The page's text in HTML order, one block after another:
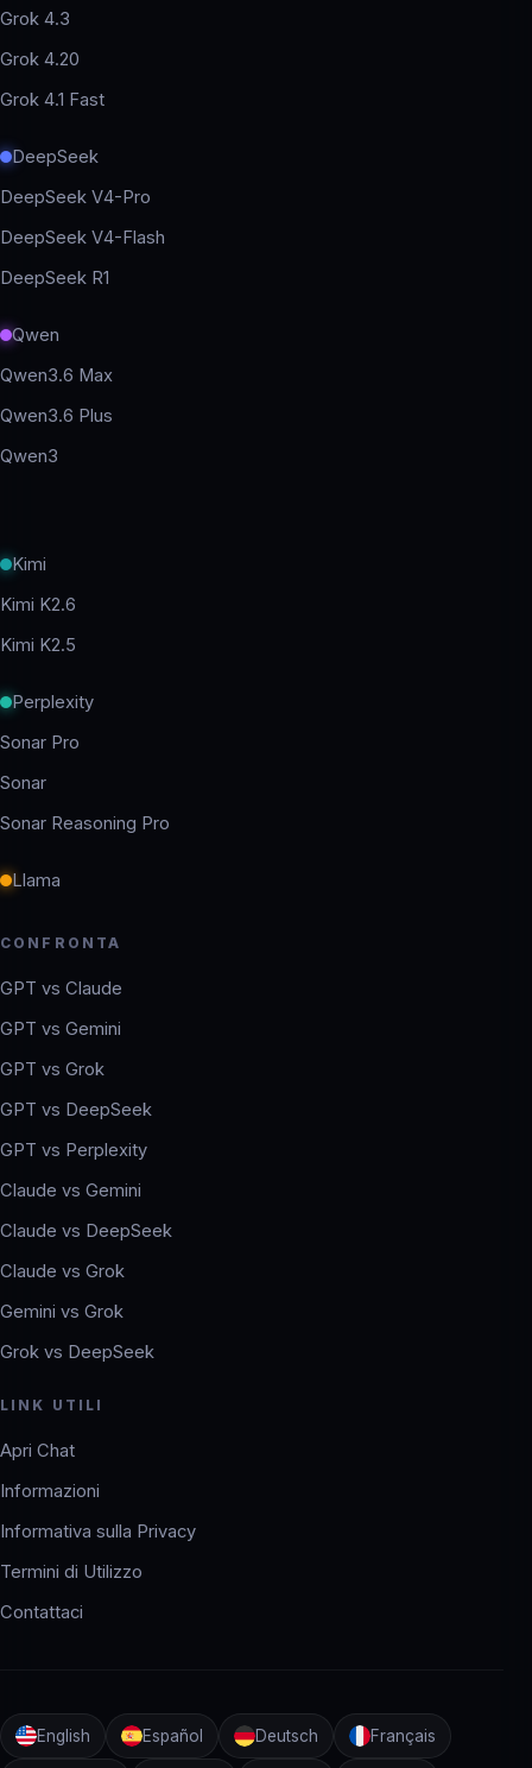
Grok 4.3
Grok 4.20
Grok 4.1 Fast
DeepSeek
DeepSeek V4-Pro
DeepSeek V4-Flash
DeepSeek R1
Qwen
Qwen3.6 Max
Qwen3.6 Plus
Qwen3
Kimi
Kimi K2.6
Kimi K2.5
Perplexity
Sonar Pro
Sonar
Sonar Reasoning Pro
Llama
CONFRONTA
GPT vs Claude
GPT vs Gemini
GPT vs Grok
GPT vs DeepSeek
GPT vs Perplexity
Claude vs Gemini
Claude vs DeepSeek
Claude vs Grok
Gemini vs Grok
Grok vs DeepSeek
LINK UTILI
Apri Chat
Informazioni
Informativa sulla Privacy
Termini di Utilizzo
Contattaci
English Español Deutsch Français